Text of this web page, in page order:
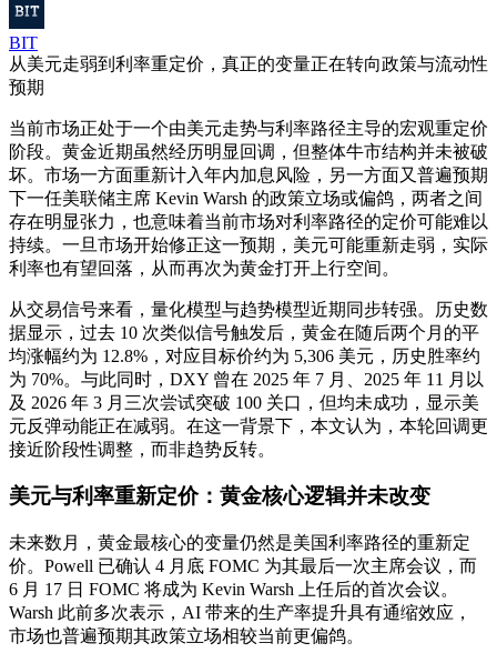
BIT
从美元走弱到利率重定价，真正的变量正在转向政策与流动性
预期
当前市场正处于一个由美元走势与利率路径主导的宏观重定价
阶段。黄金近期虽然经历明显回调，但整体牛市结构并未被破
坏。市场一方面重新计入年内加息风险，另一方面又普遍预期
下一任美联储主席 Kevin Warsh 的政策立场或偏鸽，两者之间
存在明显张力，也意味着当前市场对利率路径的定价可能难以
持续。一旦市场开始修正这一预期，美元可能重新走弱，实际
利率也有望回落，从而再次为黄金打开上行空间。
从交易信号来看，量化模型与趋势模型近期同步转强。历史数
据显示，过去 10 次类似信号触发后，黄金在随后两个月的平
均涨幅约为 12.8%，对应目标价约为 5,306 美元，历史胜率约
为 70%。与此同时，DXY 曾在 2025 年 7 月、2025 年 11 月以
及 2026 年 3 月三次尝试突破 100 关口，但均未成功，显示美
元反弹动能正在减弱。在这一背景下，本文认为，本轮回调更
接近阶段性调整，而非趋势反转。
美元与利率重新定价：黄金核心逻辑并未改变
未来数月，黄金最核心的变量仍然是美国利率路径的重新定
价。Powell 已确认 4 月底 FOMC 为其最后一次主席会议，而
6 月 17 日 FOMC 将成为 Kevin Warsh 上任后的首次会议。
Warsh 此前多次表示，AI 带来的生产率提升具有通缩效应，
市场也普遍预期其政策立场相较当前更偏鸽。